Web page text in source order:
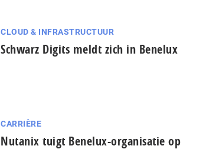
CLOUD & INFRASTRUCTUUR
Schwarz Digits meldt zich in Benelux
CARRIÈRE
Nutanix tuigt Benelux-organisatie op